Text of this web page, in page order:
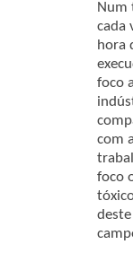
Num
cada
hora
foco
com
foco